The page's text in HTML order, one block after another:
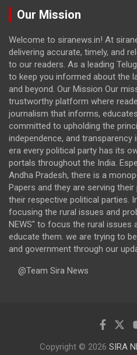
Our Mission
Welcome to siranews.in! At
delivering accurate, timely, and
to our readers. As a leading
to keep you informed about the
and beyond. Our Mission Our
trustworthy platform where
journalism that informs,
committed to upholding the
independence, and
era every political party has its
portals throughout the India.
Andha Pradesh, there is a
Papers and they are serving
their respective political parties.
focusing the rural issues and
NEWS" to focus the rural issues
educate them. we are trying to
and government through our
@Team Sira News
Copyright © 2026 SIRA